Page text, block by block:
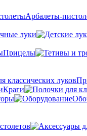
Арбалеты-
луки
Прицелы
Краги